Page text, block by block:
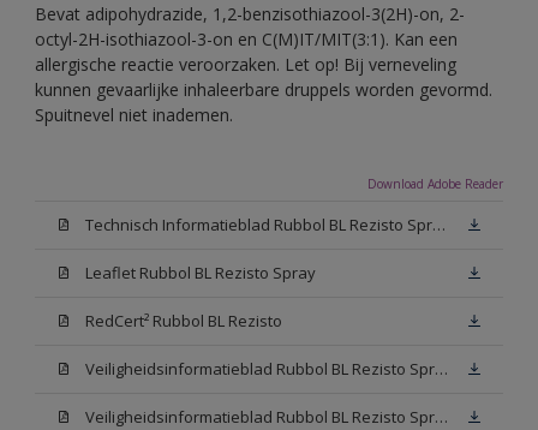
Bevat adipohydrazide, 1,2-benzisothiazool-3(2H)-on, 2-
octyl-2H-isothiazool-3-on en C(M)IT/MIT(3:1). Kan een
allergische reactie veroorzaken. Let op! Bij verneveling
kunnen gevaarlijke inhaleerbare druppels worden gevormd.
Spuitnevel niet inademen.
Download Adobe Reader
Technisch Informatieblad Rubbol BL Rezisto Spray (PDF)
Leaflet Rubbol BL Rezisto Spray
RedCert² Rubbol BL Rezisto
Veiligheidsinformatieblad Rubbol BL Rezisto Spray W05 (MSDS)
Veiligheidsinformatieblad Rubbol BL Rezisto Spray N00 (MSDS)